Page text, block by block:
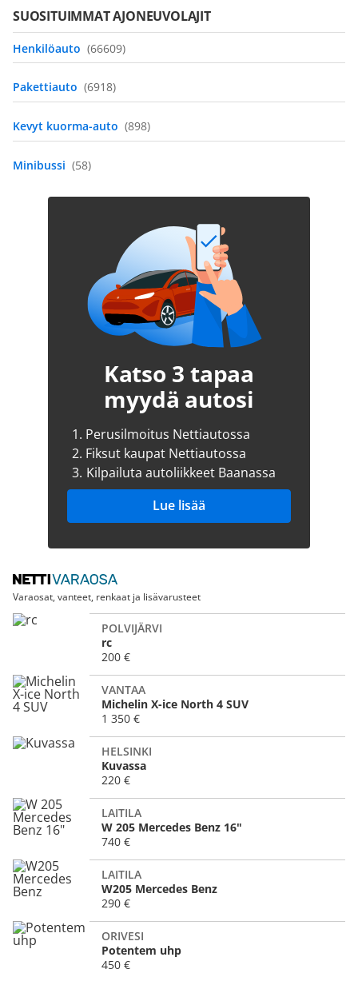
SUOSITUIMMAT AJONEUVOLAJIT
(66609)
(6918)
(898)
(58)
Katso 3 tapaa
myydä autosi
1. Perusilmoitus Nettiautossa
2. Fiksut kaupat Nettiautossa
3. Kilpailuta autoliikkeet Baanassa
Lue lisää
Varaosat, vanteet, renkaat ja lisävarusteet
POLVIJÄRVI
rc
200 €
VANTAA
Michelin X-ice North 4 SUV
1 350 €
HELSINKI
Kuvassa
220 €
LAITILA
W 205 Mercedes Benz 16"
740 €
LAITILA
W205 Mercedes Benz
290 €
ORIVESI
Potentem uhp
450 €